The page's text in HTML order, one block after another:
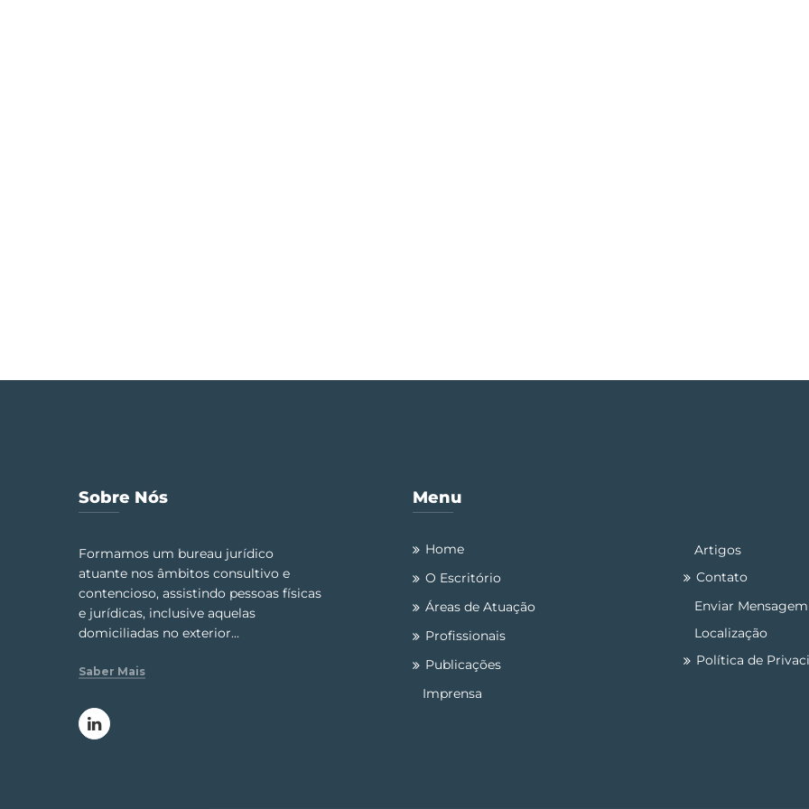
Sobre Nós
Formamos um bureau jurídico
atuante nos âmbitos consultivo e
contencioso, assistindo pessoas físicas
e jurídicas, inclusive aquelas
domiciliadas no exterior...
Saber Mais
Menu
Home
O Escritório
Áreas de Atuação
Profissionais
Publicações
Imprensa
Artigos
Contato
Enviar Mensagem
Localização
Política de